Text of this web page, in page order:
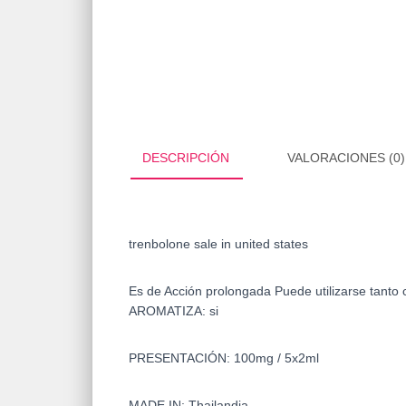
DESCRIPCIÓN VALORACIONES (0)
trenbolone sale in united states
Es de Acción prolongada Puede utilizarse tanto
AROMATIZA: si
PRESENTACIÓN: 100mg / 5x2ml